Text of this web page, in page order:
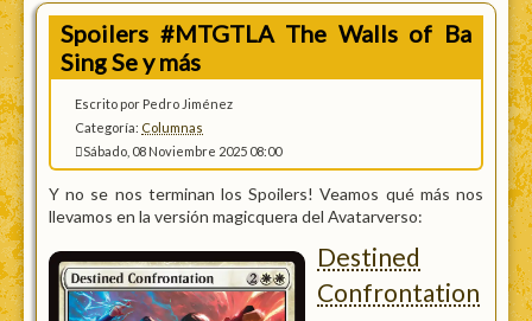
Spoilers #MTGTLA The Walls of Ba
Sing Se y más
Escrito por Pedro Jiménez
Categoría: Columnas
Sábado, 08 Noviembre 2025 08:00
Y no se nos terminan los Spoilers! Veamos qué más nos
llevamos en la versión magicquera del Avatarverso:
Destined
Confrontation